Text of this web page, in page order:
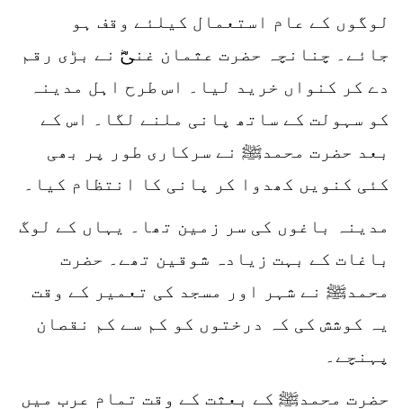
لوگوں کے عام استعمال کیلئے وقف ہو
جائے۔ چنانچہ حضرت عثمان غنیؓ نے بڑی رقم
دے کر کنواں خرید لیا۔ اس طرح اہل مدینہ
کو سہولت کے ساتھ پانی ملنے لگا۔ اس کے
بعد حضرت محمدﷺ نے سرکاری طور پر بھی
کئی کنویں کھدوا کر پانی کا انتظام کیا۔
مدینہ باغوں کی سر زمین تھا۔ یہاں کے لوگ
باغات کے بہت زیادہ شوقین تھے۔ حضرت
محمدﷺ نے شہر اور مسجد کی تعمیر کے وقت
یہ کوشش کی کہ درختوں کو کم سے کم نقصان
پہنچے۔
حضرت محمدﷺ کے بعثت کے وقت تمام عرب میں